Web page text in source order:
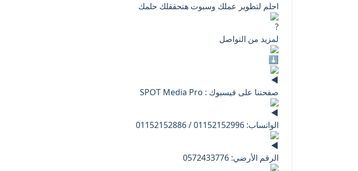
احلم لتطوير عملك وسبوت هتحققلك حلمك
لمزيد من التواصل
صفحتنا على فيسبوك : SPOT Media Pro
الواتساب: 01152152996 / 01152152886
الرقم الأرضي: 0572433776